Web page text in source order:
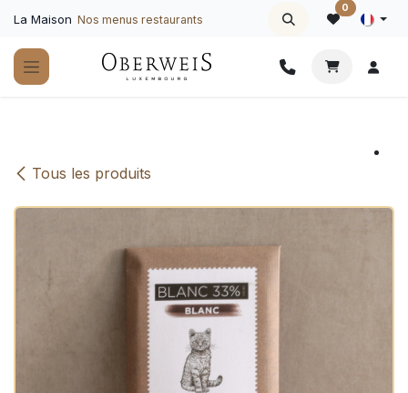
La Maison Nos menus restaurants
0
Tous les produits